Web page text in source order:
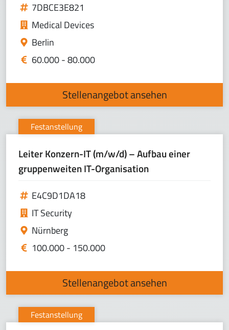
7DBCE3E821
Medical Devices
Berlin
60.000 - 80.000
Stellenangebot ansehen
Festanstellung
Leiter Konzern-IT (m/w/d) – Aufbau einer
gruppenweiten IT-Organisation
E4C9D1DA18
IT Security
Nürnberg
100.000 - 150.000
Stellenangebot ansehen
Festanstellung